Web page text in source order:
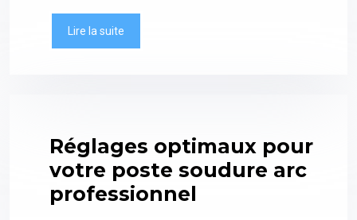
Lire la suite
Réglages optimaux pour
votre poste soudure arc
professionnel